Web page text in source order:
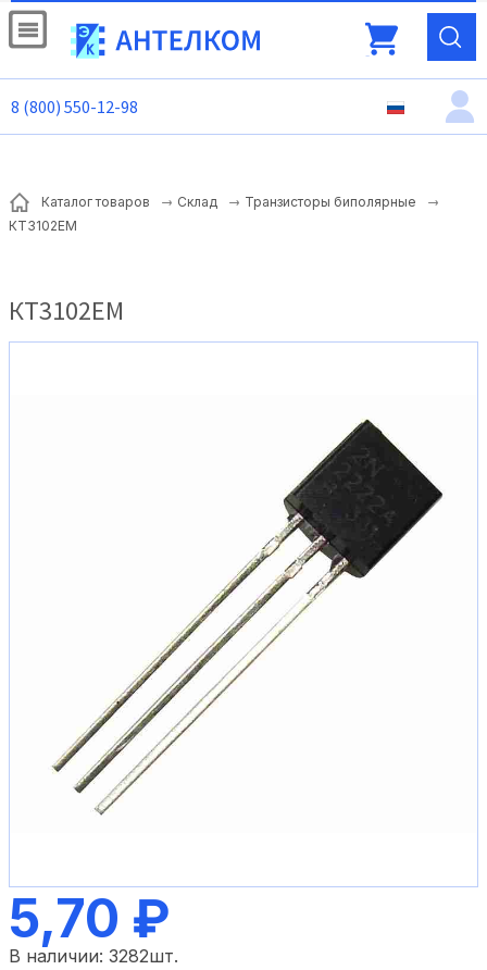
8 (800) 550-12-98
Каталог товаров Склад
Транзисторы биполярные
КТ3102ЕМ
КТ3102ЕМ
5,70 ₽
В наличии: 3282шт.